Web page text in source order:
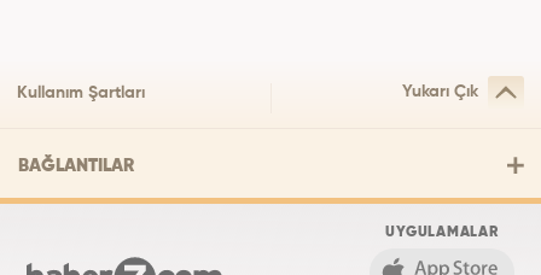
Kullanım Şartları Yukarı Çık
BAĞLANTILAR
UYGULAMALAR